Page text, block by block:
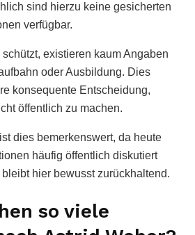
sind hierzu keine gesicherten
verfügbar.
existieren kaum Angaben
oder Ausbildung. Dies
konsequente Entscheidung,
öffentlich zu machen.
dies bemerkenswert, da heute
häufig öffentlich diskutiert
hier bewusst zurückhaltend.
so viele